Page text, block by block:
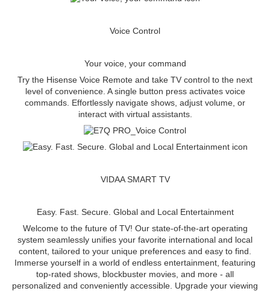
Voice Control
Your voice, your command
Try the Hisense Voice Remote and take TV control to the next
level of convenience. A single button press activates voice
commands. Effortlessly navigate shows, adjust volume, or
interact with virtual assistants.
VIDAA SMART TV
Easy. Fast. Secure. Global and Local Entertainment
Welcome to the future of TV! Our state-of-the-art operating
system seamlessly unifies your favorite international and local
content, tailored to your unique preferences and easy to find.
Immerse yourself in a world of endless entertainment, featuring
top-rated shows, blockbuster movies, and more - all
personalized and conveniently accessible. Upgrade your viewing